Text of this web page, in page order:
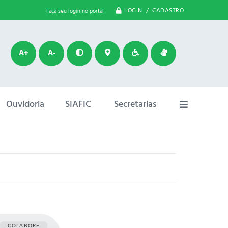
Faça seu login no portal LOGIN / CADASTRO
A+ A-
Ouvidoria SIAFIC Secretarias
COLABORE